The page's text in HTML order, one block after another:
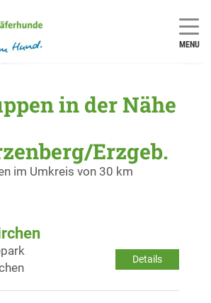
MENU
in der Nähe
Erzgeb.
im Umkreis von 30 km
Details